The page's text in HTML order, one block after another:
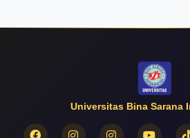
Universitas Bina Sarana